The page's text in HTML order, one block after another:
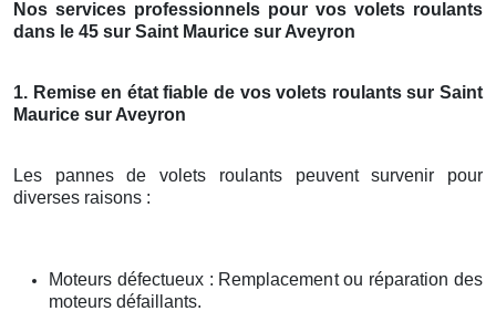
Nos services professionnels pour vos volets roulants
dans le 45 sur Saint Maurice sur Aveyron
1. Remise en état fiable de vos volets roulants sur Saint
Maurice sur Aveyron
Les pannes de volets roulants peuvent survenir pour
diverses raisons :
Moteurs défectueux : Remplacement ou réparation des
moteurs défaillants.